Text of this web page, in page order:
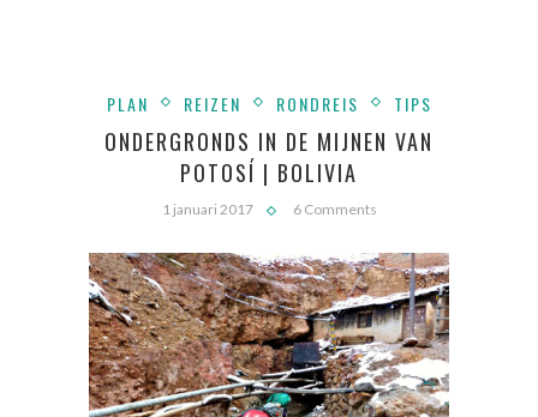
PLAN REIZEN RONDREIS TIPS
ONDERGRONDS IN DE MIJNEN VAN
POTOSÍ | BOLIVIA
1 januari 2017 6 Comments